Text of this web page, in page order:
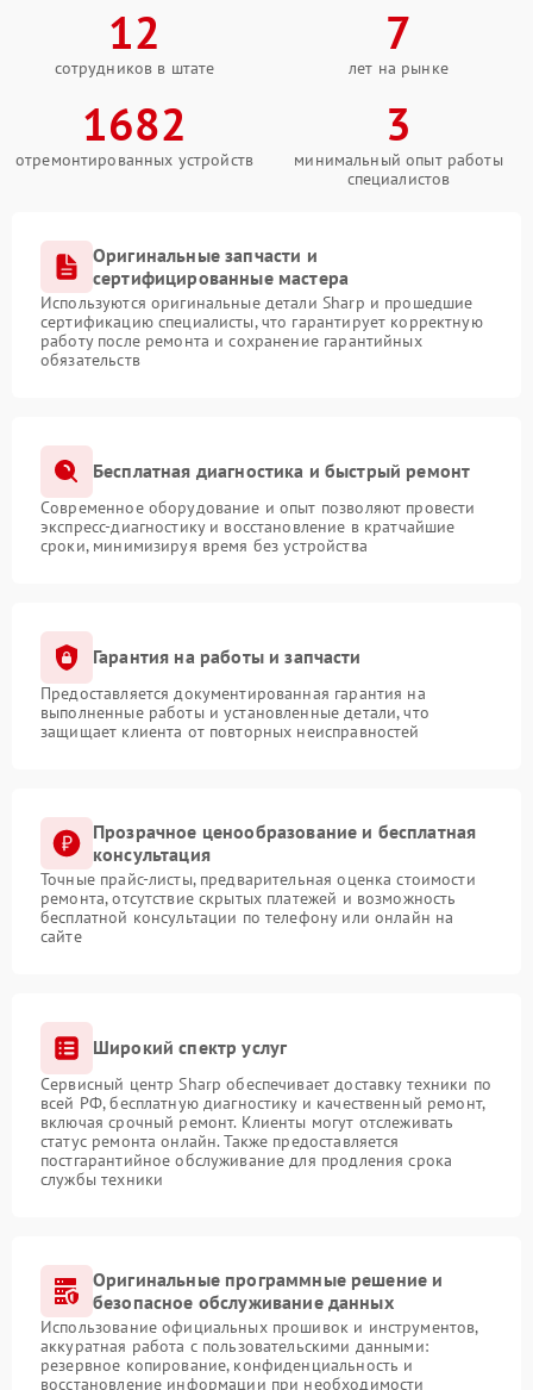
12
сотрудников в штате
7
лет на рынке
1682
отремонтированных устройств
3
минимальный опыт работы
специалистов
Оригинальные запчасти и
сертифицированные мастера
Используются оригинальные детали Sharp и прошедшие
сертификацию специалисты, что гарантирует корректную
работу после ремонта и сохранение гарантийных
обязательств
Бесплатная диагностика и быстрый ремонт
Современное оборудование и опыт позволяют провести
экспресс-диагностику и восстановление в кратчайшие
сроки, минимизируя время без устройства
Гарантия на работы и запчасти
Предоставляется документированная гарантия на
выполненные работы и установленные детали, что
защищает клиента от повторных неисправностей
Прозрачное ценообразование и бесплатная
консультация
Точные прайс-листы, предварительная оценка стоимости
ремонта, отсутствие скрытых платежей и возможность
бесплатной консультации по телефону или онлайн на
сайте
Широкий спектр услуг
Сервисный центр Sharp обеспечивает доставку техники по
всей РФ, бесплатную диагностику и качественный ремонт,
включая срочный ремонт. Клиенты могут отслеживать
статус ремонта онлайн. Также предоставляется
постгарантийное обслуживание для продления срока
службы техники
Оригинальные программные решение и
безопасное обслуживание данных
Использование официальных прошивок и инструментов,
аккуратная работа с пользовательскими данными:
резервное копирование, конфиденциальность и
восстановление информации при необходимости